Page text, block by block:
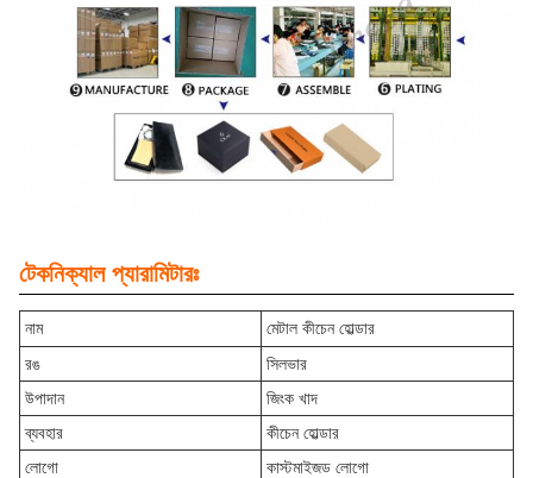
টেকনিক্যাল প্যারামিটারঃ
নাম
মেটাল কীচেন হোল্ডার
রঙ
সিলভার
উপাদান
জিংক খাদ
ব্যবহার
কীচেন হোল্ডার
লোগো
কাস্টমাইজড লোগো